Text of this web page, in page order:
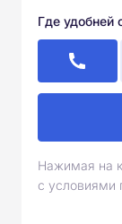
Где удобней
Нажимая на
с условиями